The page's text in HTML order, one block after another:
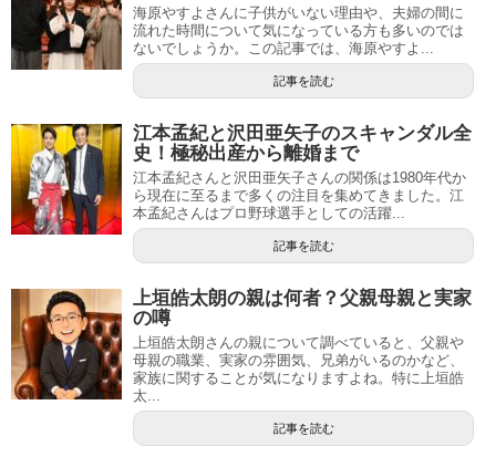
海原やすよさんに子供がいない理由や、夫婦の間に
流れた時間について気になっている方も多いのでは
ないでしょうか。この記事では、海原やすよ...
記事を読む
江本孟紀と沢田亜矢子のスキャンダル全
史！極秘出産から離婚まで
江本孟紀さんと沢田亜矢子さんの関係は1980年代か
ら現在に至るまで多くの注目を集めてきました。江
本孟紀さんはプロ野球選手としての活躍...
記事を読む
上垣皓太朗の親は何者？父親母親と実家
の噂
上垣皓太朗さんの親について調べていると、父親や
母親の職業、実家の雰囲気、兄弟がいるのかなど、
家族に関することが気になりますよね。特に上垣皓
太...
記事を読む